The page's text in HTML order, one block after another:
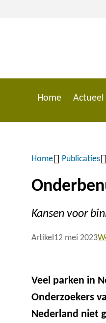
inhoud
Home Actueel
Kruimelpad
Home Publicaties
Kansen voor
Artikel12 mei 2023
Veel parken in
Onderzoekers
Nederland niet